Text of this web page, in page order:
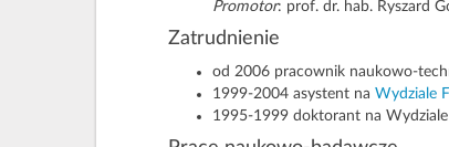
Promotor: prof. dr. hab. Ryszard
Zatrudnienie
od 2006 pracownik naukowo-
1999-2004 asystent na Wydziale
1995-1999 doktorant na